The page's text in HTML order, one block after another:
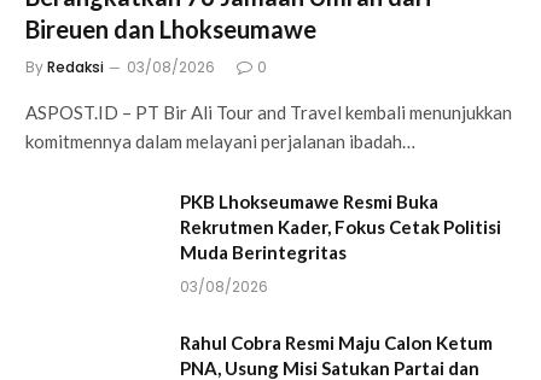
Bireuen dan Lhokseumawe
ByRedaksi 03/08/2026 0
ASPOST.ID – PT Bir Ali Tour and Travel kembali menunjukkan
komitmennya dalam melayani perjalanan ibadah…
PKB Lhokseumawe Resmi Buka
Rekrutmen Kader, Fokus Cetak Politisi
Muda Berintegritas
03/08/2026
Rahul Cobra Resmi Maju Calon Ketum
PNA, Usung Misi Satukan Partai dan